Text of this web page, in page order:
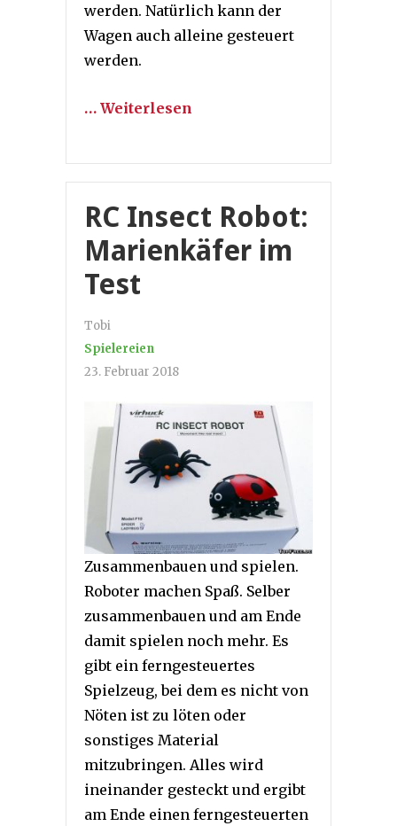
werden. Natürlich kann der
Wagen auch alleine gesteuert
werden.
… Weiterlesen
RC Insect Robot:
Marienkäfer im
Test
Tobi
Spielereien
23. Februar 2018
Zusammenbauen und spielen.
Roboter machen Spaß. Selber
zusammenbauen und am Ende
damit spielen noch mehr. Es
gibt ein ferngesteuertes
Spielzeug, bei dem es nicht von
Nöten ist zu löten oder
sonstiges Material
mitzubringen. Alles wird
ineinander gesteckt und ergibt
am Ende einen ferngesteuerten